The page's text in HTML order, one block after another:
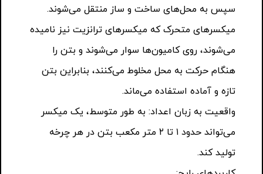
سپس به محل‌های ساخت و ساز منتقل می‌شوند.
میکسرهای متحرک که میکسرهای ترانزیت نیز نامیده
می‌شوند، روی کامیون‌ها سوار می‌شوند و بتن را
هنگام حرکت به محل مخلوط می‌کنند، بنابراین بتن
تازه و آماده استفاده می‌ماند.
واقعیت به زبان اعداد: به طور متوسط، یک میکسر
می‌تواند حدود ۱ تا ۲ متر مکعب بتن در هر چرخه
تولید کند.